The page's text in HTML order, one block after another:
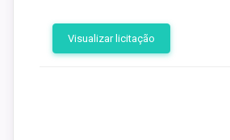
Visualizar licitação